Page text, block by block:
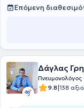
Επόμενη
Δάγλας
9.8|138